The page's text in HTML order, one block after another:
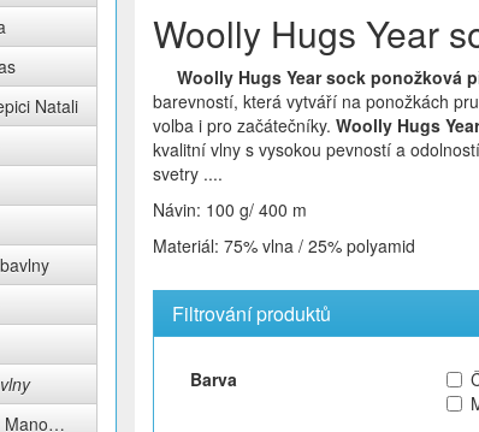
Natali
Alegria Grande Manos del Uruguay *
Woolly Hugs Year
Woolly Hugs Year sock ponožková
barevností, která vytváří na ponožkách
volba i pro začátečníky. Woolly Hugs
kvalitní vlny s vysokou pevností a
svetry ....
Návin: 100 g/ 400 m
Materiál: 75% vlna / 25% polyamid
Filtrování produktů
Barva